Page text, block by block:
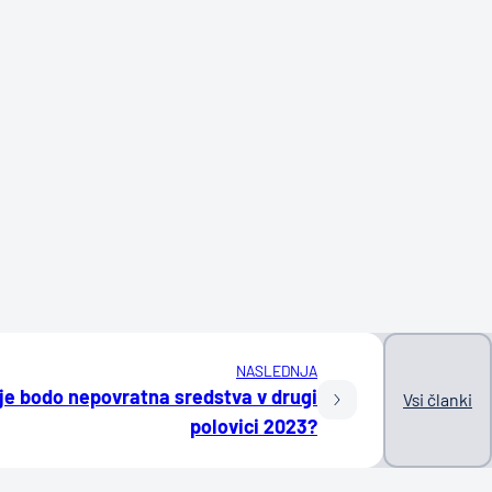
NASLEDNJA
bodo nepovratna sredstva v drugi
polovici 2023?
Vsi članki